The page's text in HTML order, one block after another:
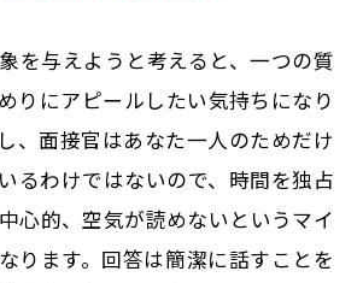
を与えようと考えると、一つの質
りにアピールしたい気持ちになり
、面接官はあなた一人のためだけ
るわけではないので、時間を独占
心的、空気が読めないというマイ
ります。回答は簡潔に話すことを